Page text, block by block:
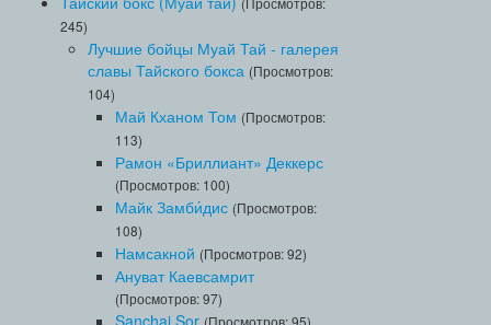
245)
Лучшие бойцы Муай Тай - галерея
славы Тайского бокса (Просмотров:
104)
Май Кханом Том (Просмотров:
113)
Рамон «Бриллиант» Деккерс
(Просмотров: 100)
Майк Замби́дис (Просмотров:
108)
Намсакной (Просмотров: 92)
Ануват Каевсамрит
(Просмотров: 97)
Sanchai Sor (Просмотров: 95)